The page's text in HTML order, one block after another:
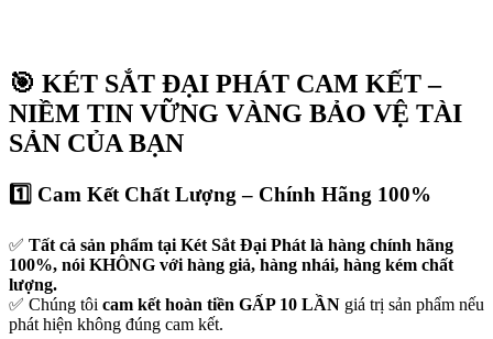
🎯 KÉT SẮT ĐẠI PHÁT CAM KẾT –
NIỀM TIN VỮNG VÀNG BẢO VỆ TÀI
SẢN CỦA BẠN
1️⃣ Cam Kết Chất Lượng – Chính Hãng 100%
✅ Tất cả sản phẩm tại Két Sắt Đại Phát là hàng chính hãng
100%, nói KHÔNG với hàng giả, hàng nhái, hàng kém chất
lượng.
✅ Chúng tôi cam kết hoàn tiền GẤP 10 LẦN giá trị sản phẩm nếu
phát hiện không đúng cam kết.